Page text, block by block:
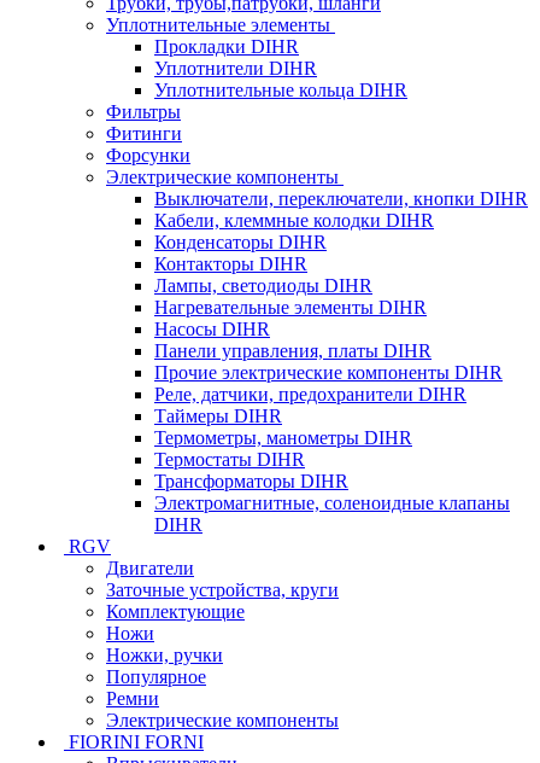
Уплотнительные элементы
Прокладки DIHR
Уплотнители DIHR
Уплотнительные кольца DIHR
Фильтры
Фитинги
Форсунки
Электрические компоненты
Выключатели, переключатели, кнопки DIHR
Кабели, клеммные колодки DIHR
Конденсаторы DIHR
Контакторы DIHR
Лампы, светодиоды DIHR
Нагревательные элементы DIHR
Насосы DIHR
Панели управления, платы DIHR
Прочие электрические компоненты DIHR
Реле, датчики, предохранители DIHR
Таймеры DIHR
Термометры, манометры DIHR
Термостаты DIHR
Трансформаторы DIHR
Электромагнитные, соленоидные клапаны
DIHR
RGV
Двигатели
Заточные устройства, круги
Комплектующие
Ножи
Ножки, ручки
Популярное
Ремни
Электрические компоненты
FIORINI FORNI